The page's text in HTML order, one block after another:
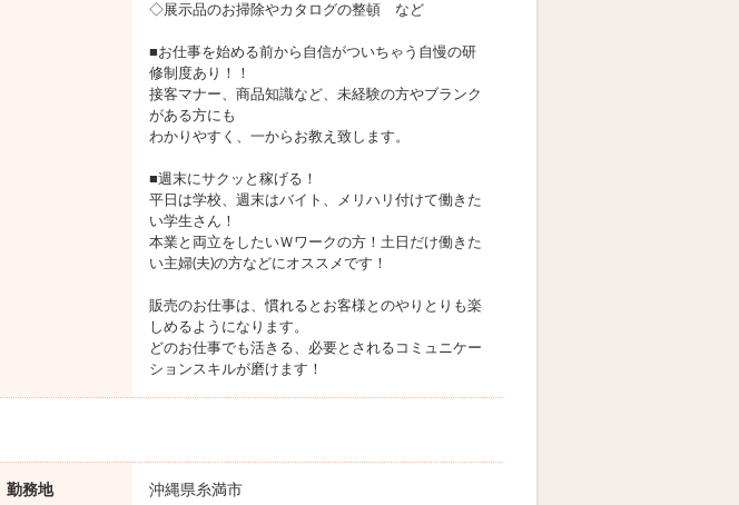
◇展示品のお掃除やカタログの整頓 など
■お仕事を始める前から自信がついちゃう自慢の研
修制度あり！！
接客マナー、商品知識など、未経験の方やブランク
がある方にも
わかりやすく、一からお教え致します。
■週末にサクッと稼げる！
平日は学校、週末はバイト、メリハリ付けて働きた
い学生さん！
本業と両立をしたいＷワークの方！土日だけ働きた
い主婦(夫)の方などにオススメです！
販売のお仕事は、慣れるとお客様とのやりとりも楽
しめるようになります。
どのお仕事でも活きる、必要とされるコミュニケー
ションスキルが磨けます！
勤務地 沖縄県糸満市